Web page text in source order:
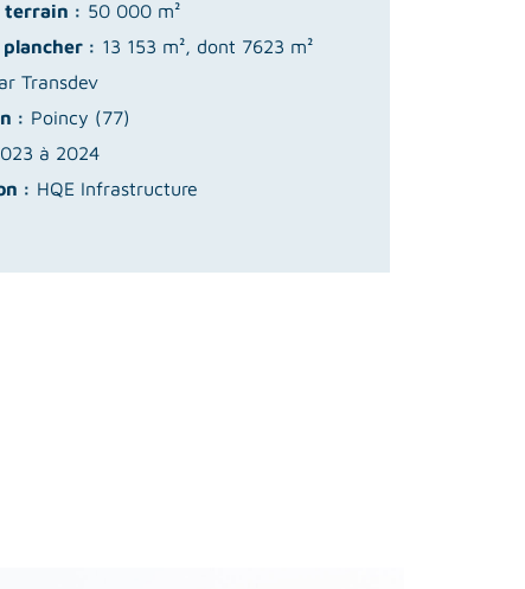
terrain : 50 000 m²
plancher : 13 153 m², dont 7623 m²
Transdev
: Poincy (77)
à 2024
: HQE Infrastructure